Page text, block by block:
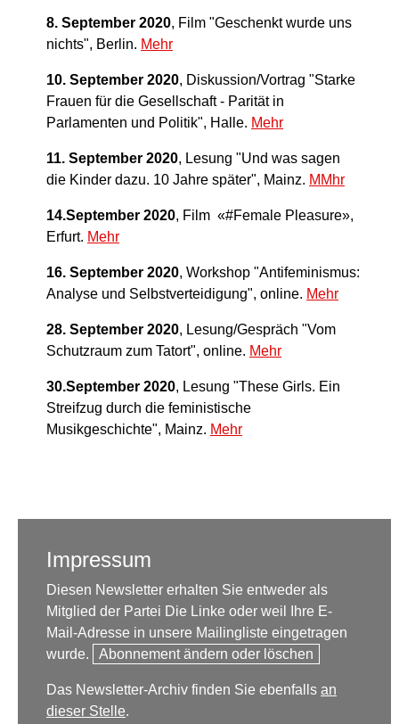
8. September 2020, Film "Geschenkt wurde uns
nichts", Berlin. Mehr
10. September 2020, Diskussion/Vortrag "Starke
Frauen für die Gesellschaft - Parität in
Parlamenten und Politik", Halle. Mehr
11. September 2020, Lesung "Und was sagen
die Kinder dazu. 10 Jahre später", Mainz. MMhr
14.September 2020, Film «#Female Pleasure»,
Erfurt. Mehr
16. September 2020, Workshop "Antifeminismus:
Analyse und Selbstverteidigung", online. Mehr
28. September 2020, Lesung/Gespräch "Vom
Schutzraum zum Tatort", online. Mehr
30.September 2020, Lesung "These Girls. Ein
Streifzug durch die feministische
Musikgeschichte", Mainz. Mehr
Impressum
Diesen Newsletter erhalten Sie entweder als
Mitglied der Partei Die Linke oder weil Ihre E-
Mail-Adresse in unsere Mailingliste eingetragen
wurde.
Abonnement ändern oder löschen
Das Newsletter-Archiv finden Sie ebenfalls an
dieser Stelle.